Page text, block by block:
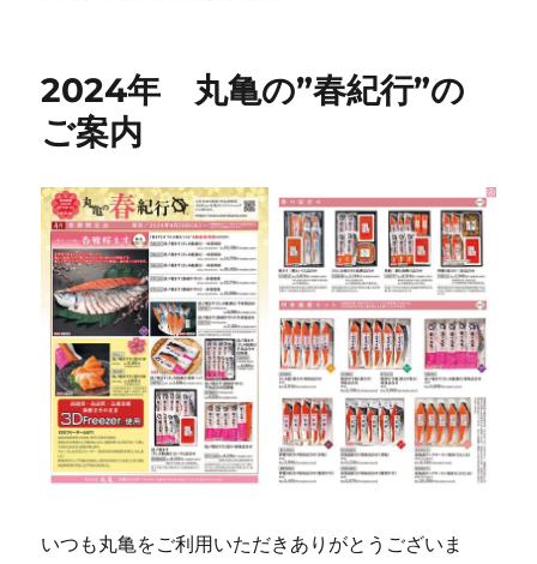
2024年 丸亀の”春紀行”の
ご案内
いつも丸亀をご利用いただきありがとうございま